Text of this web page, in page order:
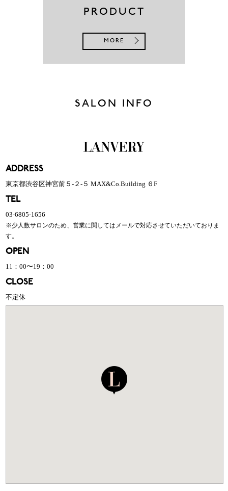
PRODUCT
MORE
SALON INFO
ADDRESS
東京都渋谷区神宮前５-２-５ MAX&Co.Building ６F
TEL
03-6805-1656
※少人数サロンのため、営業に関してはメールで対応させていただいておりま
す。
OPEN
11：00〜19：00
CLOSE
不定休